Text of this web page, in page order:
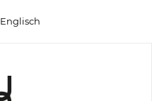
Englisch